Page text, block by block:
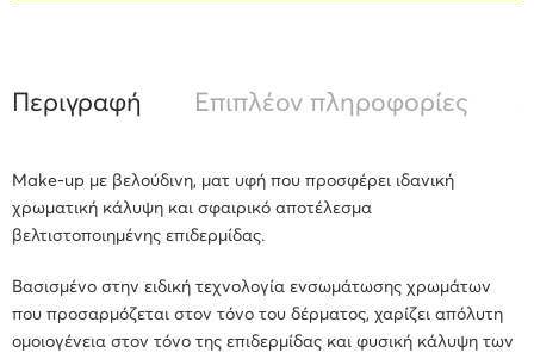
Περιγραφή Επιπλέον πληροφορίες
Make-up με βελούδινη, ματ υφή που προσφέρει ιδανική
χρωματική κάλυψη και σφαιρικό αποτέλεσμα
βελτιστοποιημένης επιδερμίδας.
Βασισμένο στην ειδική τεχνολογία ενσωμάτωσης χρωμάτων
που προσαρμόζεται στον τόνο του δέρματος, χαρίζει απόλυτη
ομοιογένεια στον τόνο της επιδερμίδας και φυσική κάλυψη των